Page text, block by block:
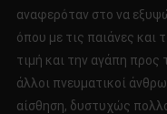
αναφερόταν στο να
όπου με τις παιάνες και
τιμή και την αγάπη προς
άλλοι πνευματικοί
αίσθηση, δυστυχώς